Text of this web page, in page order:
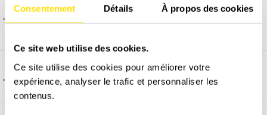
Consentement Détails À propos des cookies
Ce site web utilise des cookies.
Ce site utilise des cookies pour améliorer votre
expérience, analyser le trafic et personnaliser les
contenus.
Que se passe t'il si la piste terre n'est pas
praticable ?
Comment et quand programmer un stage ?